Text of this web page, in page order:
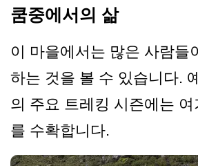
쿰중에서의 삶
이 마을에서는 많은 사람들
하는 것을 볼 수 있습니다.
의 주요 트레킹 시즌에는
를 수확합니다.